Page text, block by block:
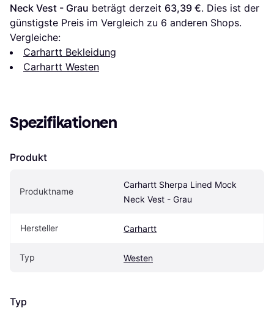
Neck Vest - Grau beträgt derzeit 63,39 €. Dies ist der
günstigste Preis im Vergleich zu 6 anderen Shops.
Vergleiche:
Carhartt Bekleidung
Carhartt Westen
Spezifikationen
Produkt
Produktname
Carhartt Sherpa Lined Mock
Neck Vest - Grau
Hersteller Carhartt
Typ Westen
Typ